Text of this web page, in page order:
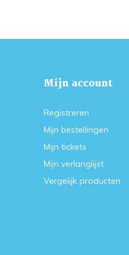
Mijn account
Registreren
Mijn bestellingen
Mijn tickets
Mijn verlanglijst
Vergelijk producten